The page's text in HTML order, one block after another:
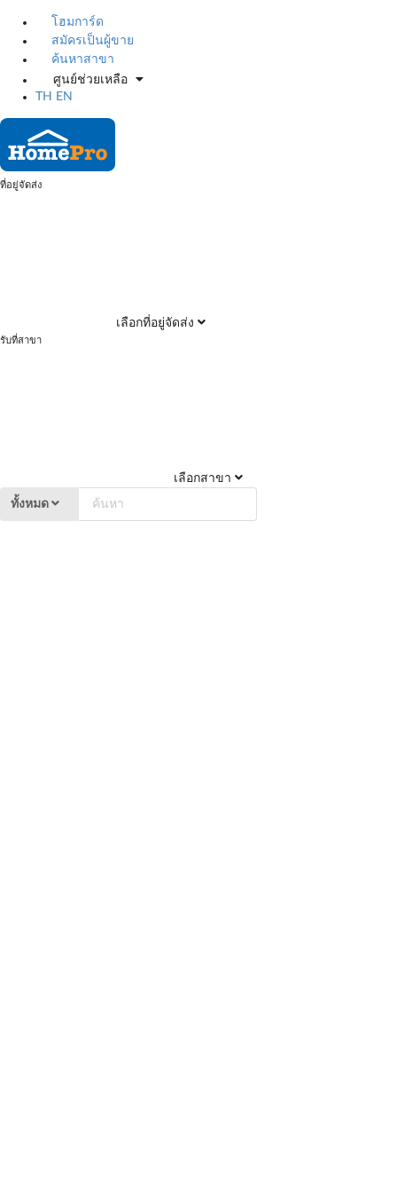
โฮมการ์ด
สมัครเป็นผู้ขาย
ค้นหาสาขา
ศูนย์ช่วยเหลือ
TH
EN
ที่อยู่จัดส่ง
เลือกที่อยู่จัดส่ง
รับที่สาขา
เลือกสาขา
ทั้งหมด